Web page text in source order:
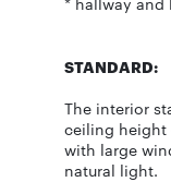
STANDARD:
The interior
ceiling height
with large
natural light.